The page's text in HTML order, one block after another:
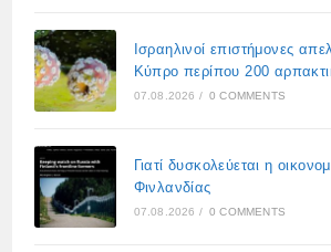
Ισραηλινοί επιστήμονες
Κύπρο περίπου 200
07.08.2026 / 0 COMMENTS
Γιατί δυσκολεύεται η
Φινλανδίας
07.08.2026 / 0 COMMENTS